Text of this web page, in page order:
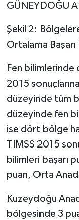
GÜNEYDOĞU
Şekil 2:
Ortalama Başarı
Fen bilimlerinde
2015
düzeyinde tüm
düzeyinde fen
ise dört bölge
TIMSS 2015
bilimleri başarı
puan, Orta
Kuzeydoğu
bölgesinde 3